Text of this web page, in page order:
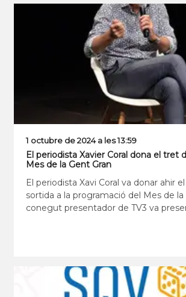
1 octubre de 2024 a les 13:59
El periodista Xavier Coral dona el tret
Mes de la Gent Gran
El periodista Xavi Coral va donar ahir
sortida a la programació del Mes de la
conegut presentador de TV3 va
llibre “Aprendre a esquivar les bales”